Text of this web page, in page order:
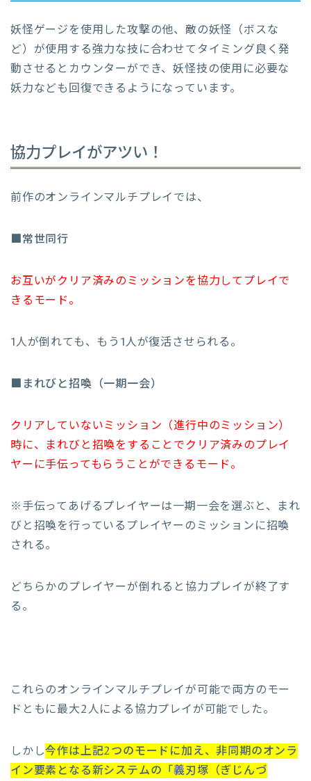
妖怪ゲージを使用した攻撃の他、敵の妖怪（ボスな
ど）が使用する強力な技に合わせてタイミング良く発
動させるとカウンターができ、妖怪技の使用に必要な
妖力なども回復できるようになっています。
協力プレイがアツい！
前作のオンラインマルチプレイでは、
■常世同行
お互いがクリア済みのミッションを協力してプレイで
きるモード。
1人が倒れても、もう1人が復活させられる。
■まれびと招喚（一期一会）
クリアしていないミッション（進行中のミッション）
時に、まれびと招喚をすることでクリア済みのプレイ
ヤーに手伝ってもらうことができるモード。
※手伝ってあげるプレイヤーは一期一会を選ぶと、まれ
びと招喚を行っているプレイヤーのミッションに招喚
される。
どちらかのプレイヤーが倒れると協力プレイが終了す
る。
これらのオンラインマルチプレイが可能で両方のモー
ドともに最大2人による協力プレイが可能でした。
しかし今作は上記2つのモードに加え、非同期のオンラ
イン要素となる新システムの「義刃塚（ぎじんづ